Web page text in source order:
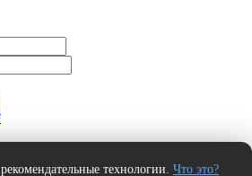
технологии. Что это?
ошибке?